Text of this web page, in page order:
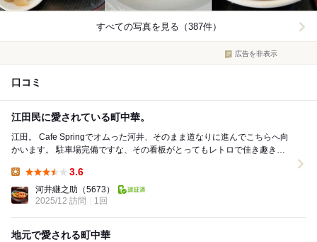
すべての写真を見る（387件）
広告を非表示
口コミ
江田民に愛されている町中華。
江田。 Cafe Springでオムった河井、そのまま道なりに進んでこちらへ向
かいます。 駐車場完備ですな、その看板がとってもレトロで佳き趣き醸
3.6
河井継之助 （5673）
2025/12 訪問
1回
地元で愛される町中華